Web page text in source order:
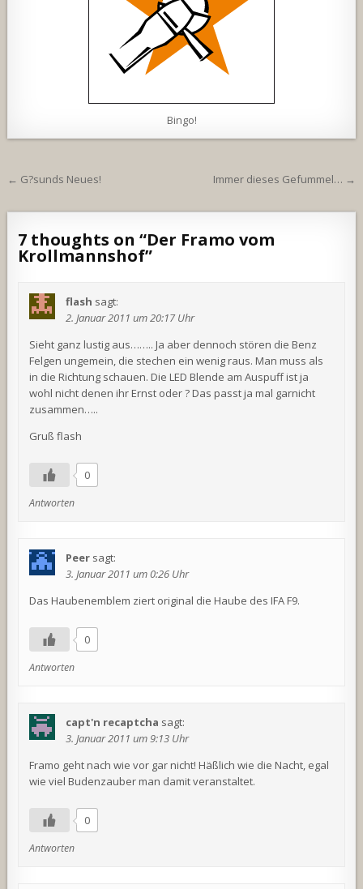
Bingo!
Beitragsnavigation
← G?sunds Neues! Immer dieses Gefummel… →
7 thoughts on “Der Framo vom
Krollmannshof”
flash sagt:
2. Januar 2011 um 20:17 Uhr
Sieht ganz lustig aus…….. Ja aber dennoch stören die Benz
Felgen ungemein, die stechen ein wenig raus. Man muss als
in die Richtung schauen. Die LED Blende am Auspuff ist ja
wohl nicht denen ihr Ernst oder ? Das passt ja mal garnicht
zusammen…..
Gruß flash
0
Antworten
Peer sagt:
3. Januar 2011 um 0:26 Uhr
Das Haubenemblem ziert original die Haube des IFA F9.
0
Antworten
capt'n recaptcha sagt:
3. Januar 2011 um 9:13 Uhr
Framo geht nach wie vor gar nicht! Häßlich wie die Nacht, egal
wie viel Budenzauber man damit veranstaltet.
0
Antworten